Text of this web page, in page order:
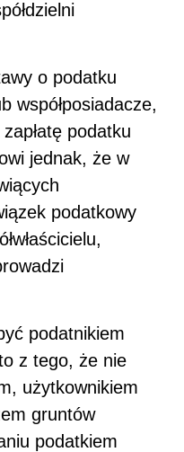
o podatku
współposiadacze,
podatku
jednak, że w
podatkowy
podatnikiem
z tego, że nie
użytkownikiem
gruntów
podatkiem